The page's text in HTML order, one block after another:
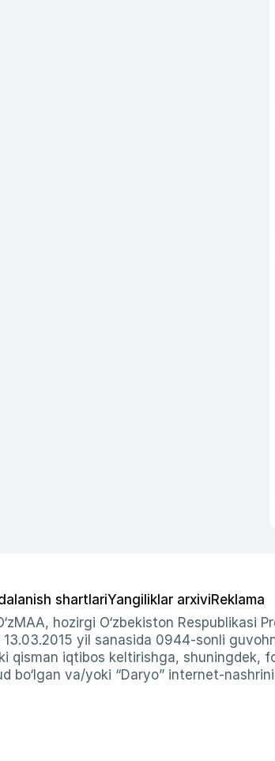
shartlariYangiliklar arxiviReklama
hozirgi O‘zbekiston Respublikasi
yil sanasida 0944-sonli
qisman iqtibos keltirishga,
va/yoki “Daryo” internet-